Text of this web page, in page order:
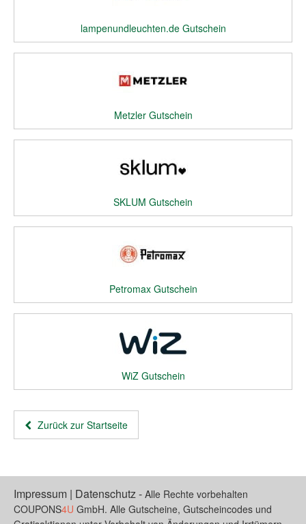
lampenundleuchten.de Gutschein
Metzler Gutschein
SKLUM Gutschein
Petromax Gutschein
WiZ Gutschein
Zurück zur Startseite
Impressum | Datenschutz- Alle Rechte vorbehalten
COUPONS4U GmbH. Alle Gutscheine, Gutscheincodes und